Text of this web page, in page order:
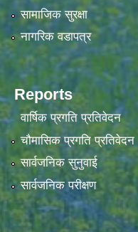
सामाजिक सुरक्षा
नागरिक वडापत्र
Reports
वार्षिक प्रगति प्रतिवेदन
चौमासिक प्रगति प्रतिवेदन
सार्वजनिक सुनुवाई
सार्वजनिक परीक्षण